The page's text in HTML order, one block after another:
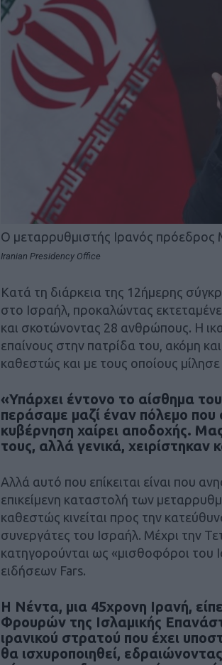
Ο μεταρρυθμιστής Ιρανός πρόεδρος
Iranian Presidency Office
Κατά τη διάρκεια της 12ήμερης
στο Ισραήλ, προκαλώντας
και σκοτώνοντας 28 ανθρώπους. Η
επαίνους στην πατρίδα του, ακόμη
καθεστώς και με τους οποίους μίλησε
«Υπάρχει έντονο το αίσθημα
περάσαμε μαζί έναν πόλεμο που
κυβέρνηση χαίρει αποδοχής.
τους, αλλά γενικά, χειρίστηκαν
Αλλά αυτό που επίκειται είναι που
επικείμενη καταστολή των
καθεστώς κινείται προς την
συνεργάτες του Ισραήλ. Μέχρι την
κατηγορούνται ως «μισθοφόροι του
ειδήσεων Fars.
Η Νέντα, μια 45χρονη Ιρανή,
Φρουρών της Ισλαμικής
ιρανικού στρατού που έχει
θα ισχυροποιηθεί,